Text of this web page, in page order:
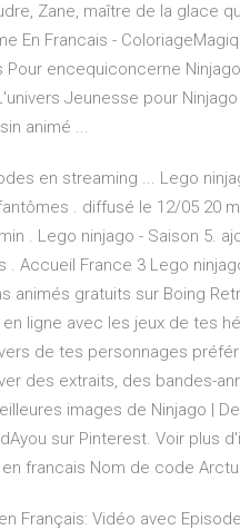
Zane, maître de la glace
En Francais -
Pour encequiconcerne
Jeunesse pour
animé ...
en streaming ... Lego
. diffusé le 12/05 20
. Lego ninjago - Saison 5.
. Accueil France 3 Lego
animés gratuits sur Boing
en ligne avec les jeux de tes
de tes personnages
des extraits, des bandes-
images de Ninjago |
sur Pinterest. Voir plus
francais Nom de code
Français: Vidéo avec